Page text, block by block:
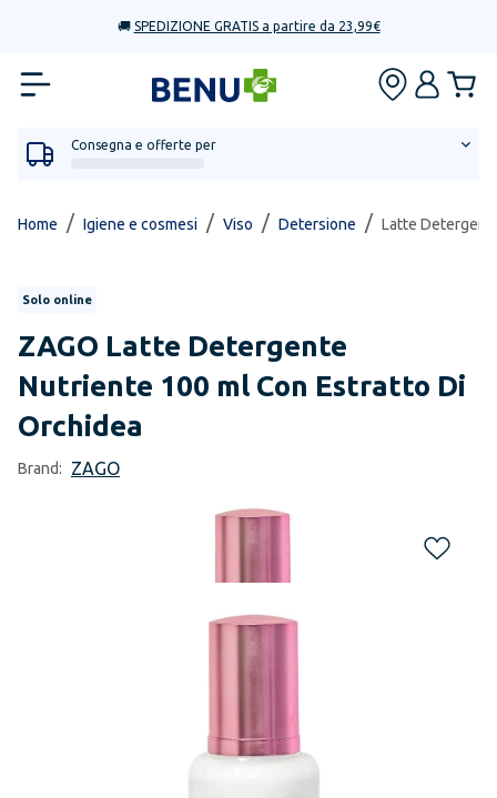
🚚 SPEDIZIONE GRATIS a partire da 23,99€
Consegna e offerte per
Home / Igiene e cosmesi / Viso / Detersione / Latte
Solo online
ZAGO Latte Detergente
Nutriente 100 ml Con Estratto Di
Orchidea
Brand: ZAGO